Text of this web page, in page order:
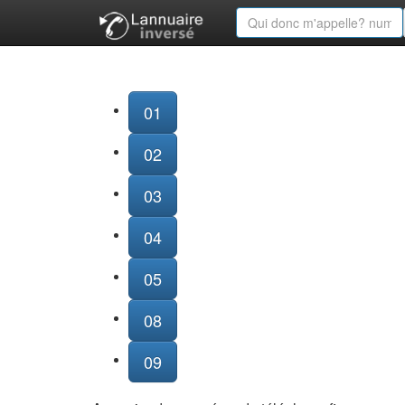
01
02
03
04
05
08
09